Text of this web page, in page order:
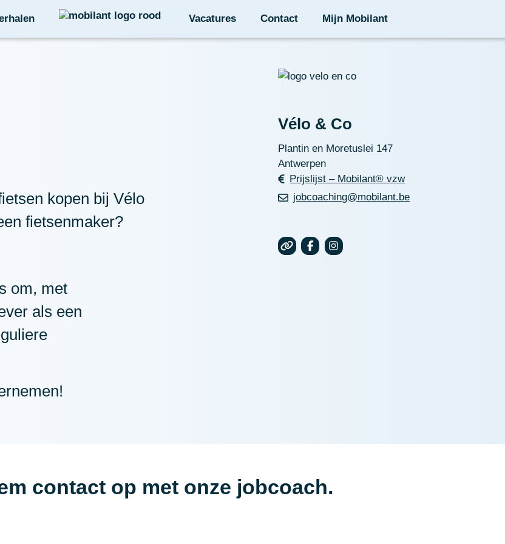
Vacatures Contact Mijn Mobilant
kopen bij Vélo
fietsenmaker?
om, met
als een
Vélo & Co
Plantin en Moretuslei 147
Antwerpen
Prijslijst – Mobilant® vzw
jobcoaching@mobilant.be
contact op met onze jobcoach.